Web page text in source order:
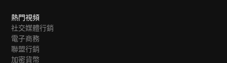
熱門視頻
社交媒體行銷
電子商務
聯盟行銷
加密貨幣